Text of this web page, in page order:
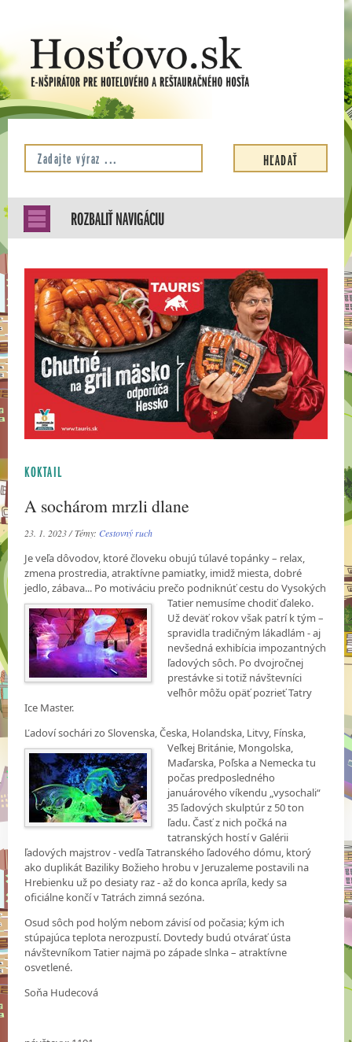
ROZBALIŤ NAVIGÁCIU
KOKTAIL
A sochárom mrzli dlane
23. 1. 2023 / Témy: Cestovný ruch
Je veľa dôvodov, ktoré človeku obujú túlavé topánky – relax,
zmena prostredia, atraktívne pamiatky, imidž miesta, dobré
jedlo, zábava... Po motiváciu prečo podniknúť cestu doVysokých
Tatier nemusíme chodiť ďaleko.
Už deväť rokov však patrí k tým –
spravidla tradičným lákadlám - aj
nevšedná exhibícia impozantných
ľadových sôch. Po dvojročnej
prestávke si totiž návštevníci
veľhôr môžu opäť pozrieť Tatry
Ice Master.
Ľadoví sochári zo Slovenska, Česka, Holandska, Litvy, Fínska,
Veľkej Británie, Mongolska,
Maďarska, Poľska a Nemecka tu
počas predposledného
januárového víkendu „vysochali“
35 ľadových skulptúr z 50 ton
ľadu. Časť z nich počká na
tatranských hostí v Galérii
ľadových majstrov - vedľa Tatranského ľadového dómu, ktorý
ako duplikát Baziliky Božieho hrobu v Jeruzaleme postavili na
Hrebienku už po desiaty raz - až do konca apríla, kedy sa
oficiálne končí v Tatrách zimná sezóna.
Osud sôch pod holým nebom závisí od počasia; kým ich
stúpajúca teplota nerozpustí. Dovtedy budú otvárať ústa
návštevníkom Tatier najmä po západe slnka – atraktívne
osvetlené.
Soňa Hudecová